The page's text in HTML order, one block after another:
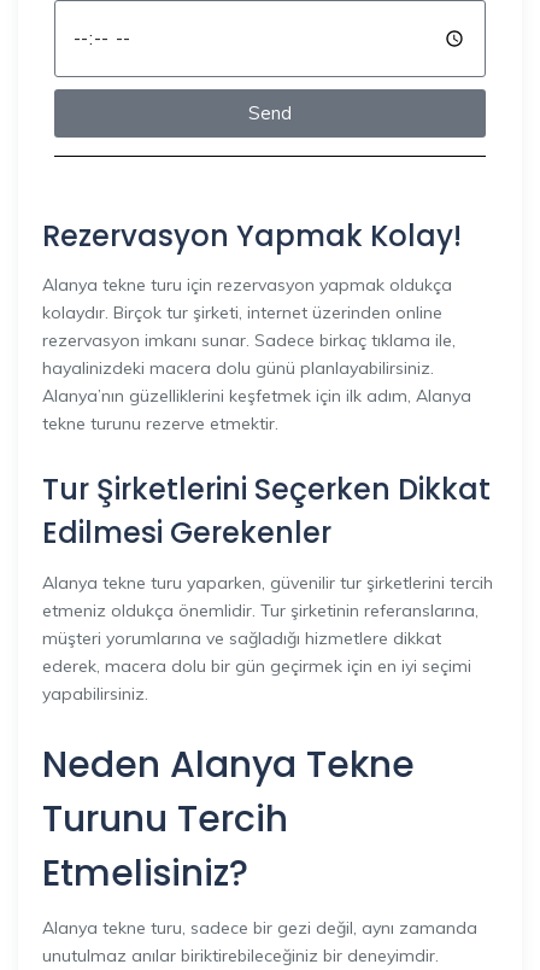
Send
Rezervasyon Yapmak Kolay!
Alanya tekne turu için rezervasyon yapmak oldukça
kolaydır. Birçok tur şirketi, internet üzerinden online
rezervasyon imkanı sunar. Sadece birkaç tıklama ile,
hayalinizdeki macera dolu günü planlayabilirsiniz.
Alanya’nın güzelliklerini keşfetmek için ilk adım, Alanya
tekne turunu rezerve etmektir.
Tur Şirketlerini Seçerken Dikkat
Edilmesi Gerekenler
Alanya tekne turu yaparken, güvenilir tur şirketlerini tercih
etmeniz oldukça önemlidir. Tur şirketinin referanslarına,
müşteri yorumlarına ve sağladığı hizmetlere dikkat
ederek, macera dolu bir gün geçirmek için en iyi seçimi
yapabilirsiniz.
Neden Alanya Tekne
Turunu Tercih
Etmelisiniz?
Alanya tekne turu, sadece bir gezi değil, aynı zamanda
unutulmaz anılar biriktirebileceğiniz bir deneyimdir.